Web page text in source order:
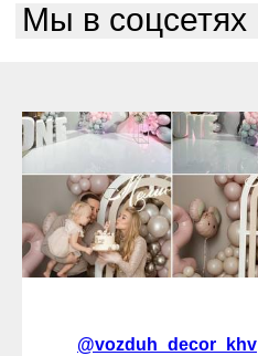
Мы в соцсетях
@vozduh_decor_khv